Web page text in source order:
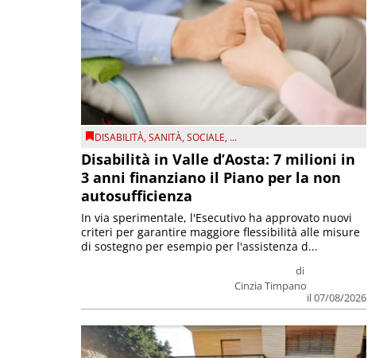
DISABILITÀ,SANITÀ,SOCIALE, ...
Disabilità in Valle d’Aosta: 7 milioni in
3 anni finanziano il Piano per la non
autosufficienza
di
Cinzia Timpano
il 07/08/2026
In via sperimentale, l'Esecutivo ha approvato nuovi
criteri per garantire maggiore flessibilità alle misure
di sostegno per esempio per l'assistenza d...